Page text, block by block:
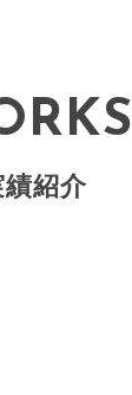
績紹介